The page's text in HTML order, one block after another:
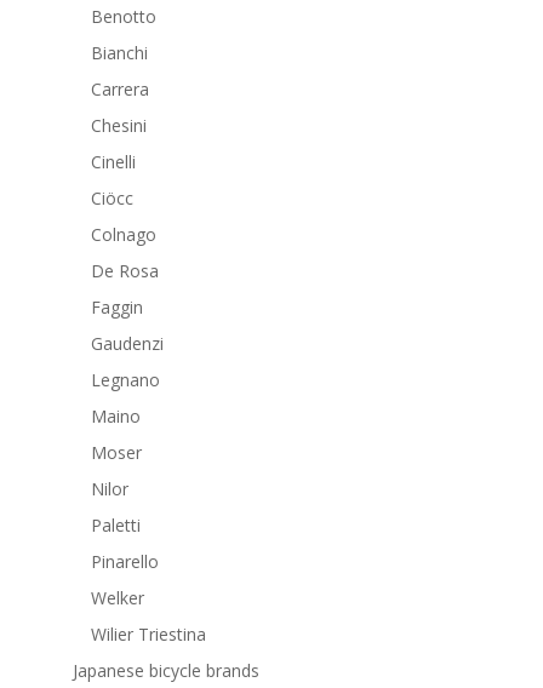
Benotto
Bianchi
Carrera
Chesini
Cinelli
Ciöcc
Colnago
De Rosa
Faggin
Gaudenzi
Legnano
Maino
Moser
Nilor
Paletti
Pinarello
Welker
Wilier Triestina
Japanese bicycle brands